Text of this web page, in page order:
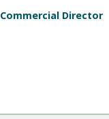
Commercial Director